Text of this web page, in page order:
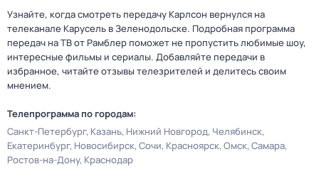
Узнайте, когда смотреть передачу Карлсон вернулся на
телеканале Карусель в Зеленодольске. Подробная программа
передач на ТВ от Рамблер поможет не пропустить любимые шоу,
интересные фильмы и сериалы. Добавляйте передачи в
избранное, читайте отзывы телезрителей и делитесь своим
мнением.
Телепрограмма по городам:
Санкт-Петербург Казань Нижний Новгород Челябинск
Екатеринбург Новосибирск Сочи Красноярск Омск Самара
Ростов-на-Дону Краснодар